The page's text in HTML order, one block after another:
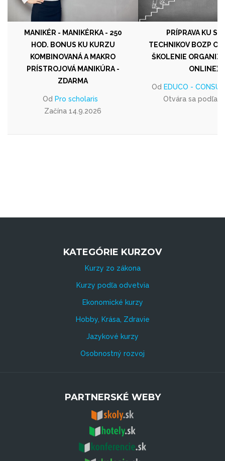
MANIKÉR - MANIKÉRKA - 250
HOD. BONUS KU KURZU
KOMBINOVANÁ A MAKRO
PRÍSTROJOVÁ MANIKÚRA -
ZDARMA
Od Pro scholaris
Začína 14.9.2026
PRÍPRAVA KU
TECHNIKOV BOZP
ŠKOLENIE
ONLINE)
Od EDUCO -
Otvára sa podľa
KATEGÓRIE KURZOV
Kurzy zo zákona
Kurzy podľa odvetvia
Ekonomické kurzy
Hobby, Krása, Zdravie
Jazykové kurzy
Osobnostný rozvoj
PARTNERSKÉ WEBY